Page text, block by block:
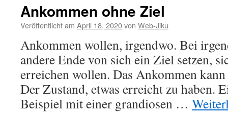
Ankommen ohne Ziel
Veröffentlicht am April 18, 2020von Web-Jiku
Ankommen wollen, irgendwo. Bei
andere Ende von sich ein Ziel setzen,
erreichen wollen. Das Ankommen
Der Zustand, etwas erreicht zu haben.
Beispiel mit einer grandiosen …